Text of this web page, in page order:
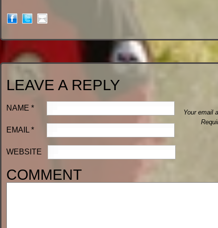
LEAVE A REPLY
Your email
NAME *
EMAIL *
WEBSITE
COMMENT